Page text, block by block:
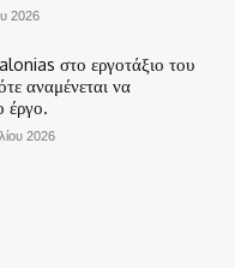
2026
στο εργοτάξιο του
αναμένεται να
έργο.
2026